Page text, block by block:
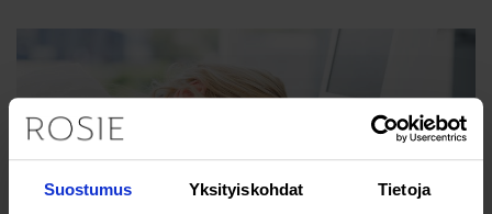
Suostumus Yksityiskohdat Tietoja